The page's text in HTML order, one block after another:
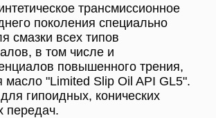
трансмисcионное
поколения специально
смазки всех типов
в том числе и
повышенного трения,
масло "Limited Slip Oil API GL5".
гипоидных, конических
передач.